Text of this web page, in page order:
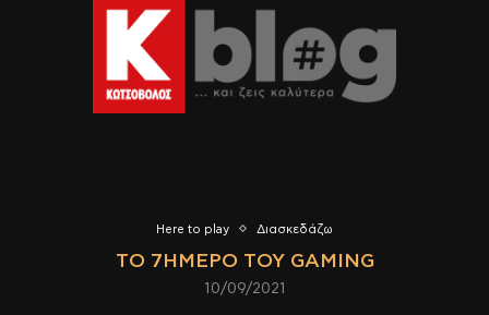
Here to play Διασκεδάζω
TO 7ΉΜΕΡΟ ΤΟΥ GAMING
10/09/2021